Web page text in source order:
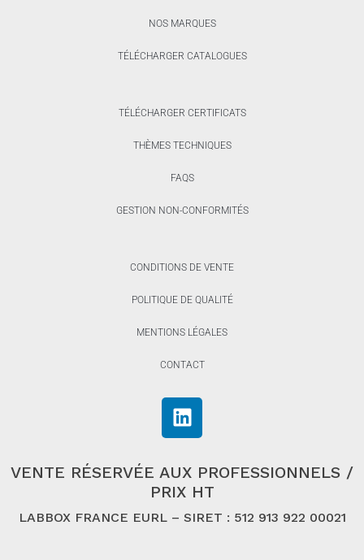
NOS MARQUES
TÉLÉCHARGER CATALOGUES
TÉLÉCHARGER CERTIFICATS
THÈMES TECHNIQUES
FAQS
GESTION NON-CONFORMITÉS
CONDITIONS DE VENTE
POLITIQUE DE QUALITÉ
MENTIONS LÉGALES
CONTACT
VENTE RÉSERVÉE AUX PROFESSIONNELS /
PRIX HT
LABBOX FRANCE EURL – SIRET : 512 913 922 00021